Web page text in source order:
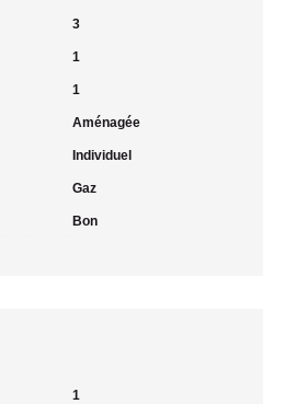
3
1
1
Aménagée
Individuel
Gaz
Bon
1